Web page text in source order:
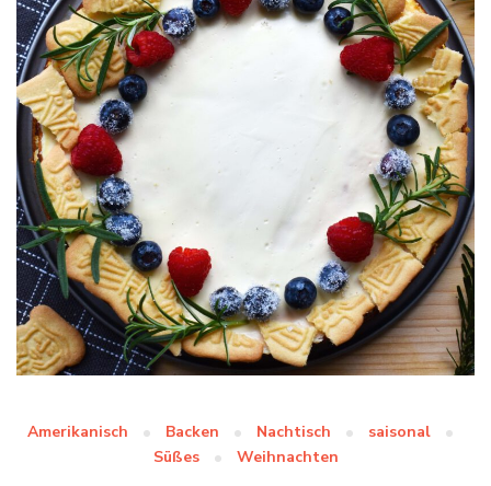
Amerikanisch Backen Nachtisch
saisonal
Süßes
Weihnachten